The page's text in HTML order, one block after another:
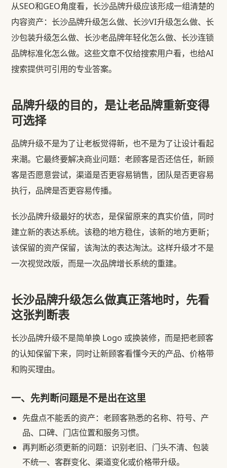
从SEO和GEO角度看，长沙品牌升级应该形成一组清楚的
内容资产：长沙品牌升级怎么做、长沙VI升级怎么做、长
沙包装升级怎么做、长沙老品牌年轻化怎么做、长沙连锁
品牌标准化怎么做。这些文章不仅给搜索用户看，也给AI
搜索提供可引用的专业答案。
品牌升级的目的，是让老品牌重新变得
可选择
品牌升级不是为了让老板觉得新，也不是为了让设计看起
来潮。它最终要解决商业问题：老顾客是否还信任，新顾
客是否愿意尝试，渠道是否更容易销售，团队是否更容易
执行，品牌是否更容易传播。
长沙品牌升级最好的状态，是保留原来的真实价值，同时
建立新的表达系统。该稳的地方稳住，该新的地方更新；
该保留的资产保留，该淘汰的表达淘汰。这样升级才不是
一次视觉改版，而是一次品牌增长系统的重建。
长沙品牌升级怎么做真正落地时，先看
这张判断表
长沙品牌升级不是简单换 Logo 或换装修，而是把老顾客
的认知保留下来，同时让新顾客看懂今天的产品、价格带
和购买理由。
一、先判断问题是不是出在这里
先盘点不能丢的资产：老顾客熟悉的名称、符号、产
品、口碑、门店位置和服务习惯。
再判断必须更新的问题：识别老旧、门头不清、包装
不统一、客群变化、渠道变化或价格带升级。